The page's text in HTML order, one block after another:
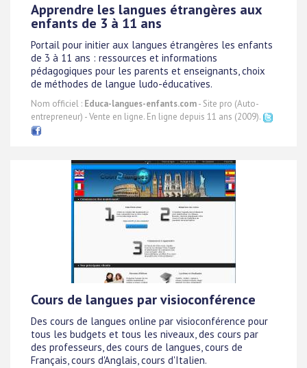
Apprendre les langues étrangères aux
enfants de 3 à 11 ans
Portail pour initier aux langues étrangères les enfants
de 3 à 11 ans : ressources et informations
pédagogiques pour les parents et enseignants, choix
de méthodes de langue ludo-éducatives.
Nom officiel : Educa-langues-enfants.com- Site pro (Auto-
entrepreneur) - Vente en ligne. En ligne depuis 11 ans (2009).
Cours de langues par visioconférence
Des cours de langues online par visioconférence pour
tous les budgets et tous les niveaux, des cours par
des professeurs, des cours de langues, cours de
Français, cours d'Anglais, cours d'Italien.